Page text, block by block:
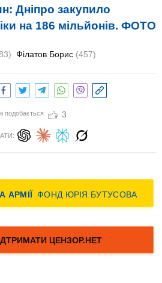
Дніпро закупило
на 186 мільйонів. ФОТО
Філатов Борис (457)
подобається 3